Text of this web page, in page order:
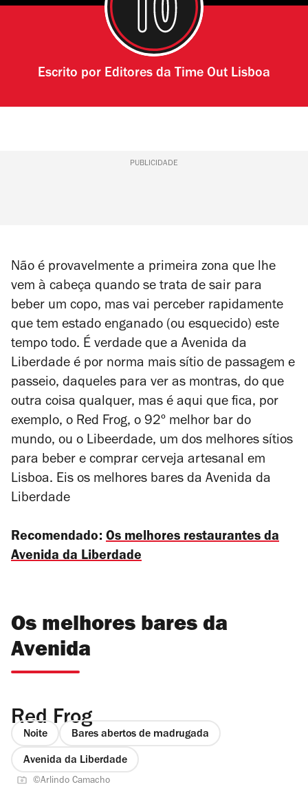
Escrito por Editores da Time Out Lisboa
PUBLICIDADE
Não é provavelmente a primeira zona que lhe
vem à cabeça quando se trata de sair para
beber um copo, mas vai perceber rapidamente
que tem estado enganado (ou esquecido) este
tempo todo. É verdade que a Avenida da
Liberdade é por norma mais sítio de passagem e
passeio, daqueles para ver as montras, do que
outra coisa qualquer, mas é aqui que fica, por
exemplo, o Red Frog, o 92º melhor bar do
mundo, ou o Libeerdade, um dos melhores sítios
para beber e comprar cerveja artesanal em
Lisboa. Eis os melhores bares da Avenida da
Liberdade
Recomendado: Os melhores restaurantes da
Avenida da Liberdade
Os melhores bares da
Avenida
Red Frog
Noite Bares abertos de madrugada
Avenida da Liberdade
©Arlindo Camacho